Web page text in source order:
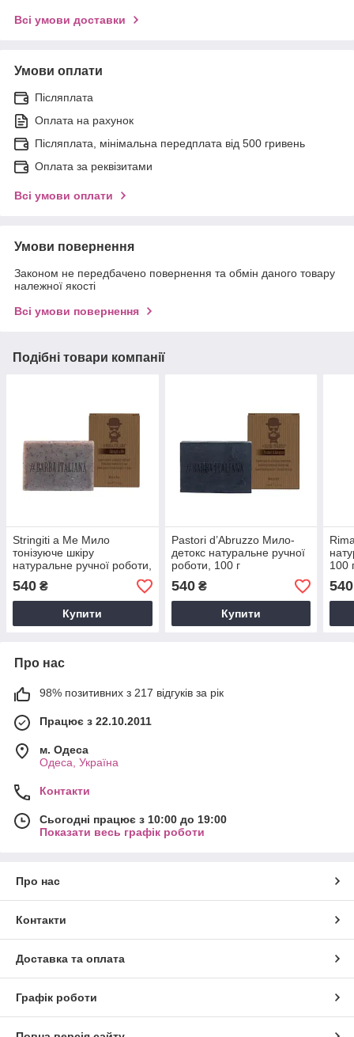
Всі умови доставки
Умови оплати
Післяплата
Оплата на рахунок
Післяплата, мінімальна передплата від 500 гривень
Оплата за реквізитами
Всі умови оплати
Умови повернення
Законом не передбачено повернення та обмін даного товару
належної якості
Всі умови повернення
Подібні товари компанії
Stringiti a Me Мило
тонізуюче шкіру
натуральне ручної роботи,
100 г
540 ₴
Купити
Pastori d’Abruzzo Мило-
детокс натуральне ручної
роботи, 100 г
540₴
Купити
100
540
Про нас
98% позитивних з 217 відгуків за рік
Працює з 22.10.2011
м. Одеса
Одеса, Україна
Контакти
Сьогодні працює з 10:00 до 19:00
Показати весь графік роботи
Про нас
Контакти
Доставка та оплата
Графік роботи